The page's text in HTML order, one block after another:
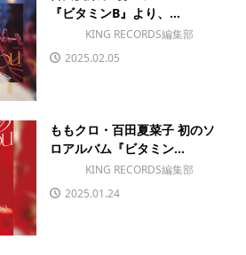
『ビタミンB』より、...
KING RECORDS編集部
2025.02.05
ももクロ・百田夏菜子 初のソ
ロアルバム『ビタミン...
KING RECORDS編集部
2025.01.24